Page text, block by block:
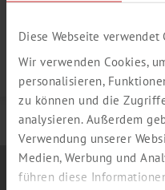
Diese Webseite verwendet
Wir verwenden Cookies,
personalisieren,
zu können und die
analysieren. Außerdem
Verwendung unserer
Medien, Werbung und
führen diese
Produktnummer: